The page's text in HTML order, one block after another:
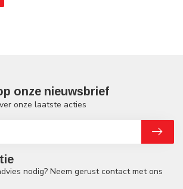
nodig? Neem gerust contact met ons
onze nieuwsbrief
onze laatste acties